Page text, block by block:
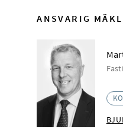
ANSVARIG